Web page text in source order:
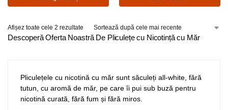
Afișez toate cele 2 rezultate
Descoperă Oferta Noastră De Pliculețe cu Nicotință cu Măr
Pliculețele cu nicotină cu măr sunt săculeți all-white, fără
tutun, cu aromă de măr, pe care îi pui sub buză pentru
nicotină curată, fără fum și fără miros.